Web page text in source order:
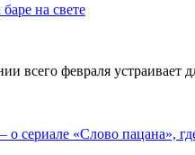
на свете
всего февраля
сериале «Слово пацана»,